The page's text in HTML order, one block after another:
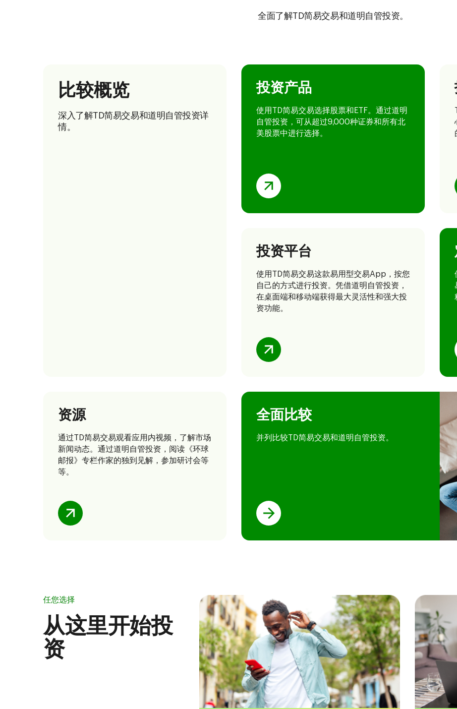
全面了解TD简易交易和道明自管投资。
比较概览
深入了解TD简易交易和道明自管投资详
情。
投资产品
使用TD简易交易​​​​​​​选择股票和ETF。通过道明
自管投资，可从超过9,000种证券和所有北
美股票中进行选择。
投资平台
使用TD简易交易这款易用型交易App，按您
自己的方式进行投资。凭借道明自管投资，
在桌面端和移动端获得最大灵活性和强大投
资功能。
资源
通过TD简易交易观看应用内视频，了解市场
新闻动态。通过道明自管投资，阅读《环球
邮报》专栏作家的独到见解，参加研讨会等
等。
全面比较
并列比较TD简易交易和道明自管投资。
任您选择
从这里开始投
资​​​​​​​